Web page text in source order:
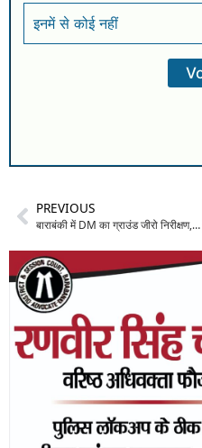
इनमें से कोई नहीं
PREVIOUS
बाराबंकी में DM का ग्राउंड जीरो निरीक्षण, सड़क मरम्मत में गड़बड़ी पर अधिकारियों की लगाई क्लास